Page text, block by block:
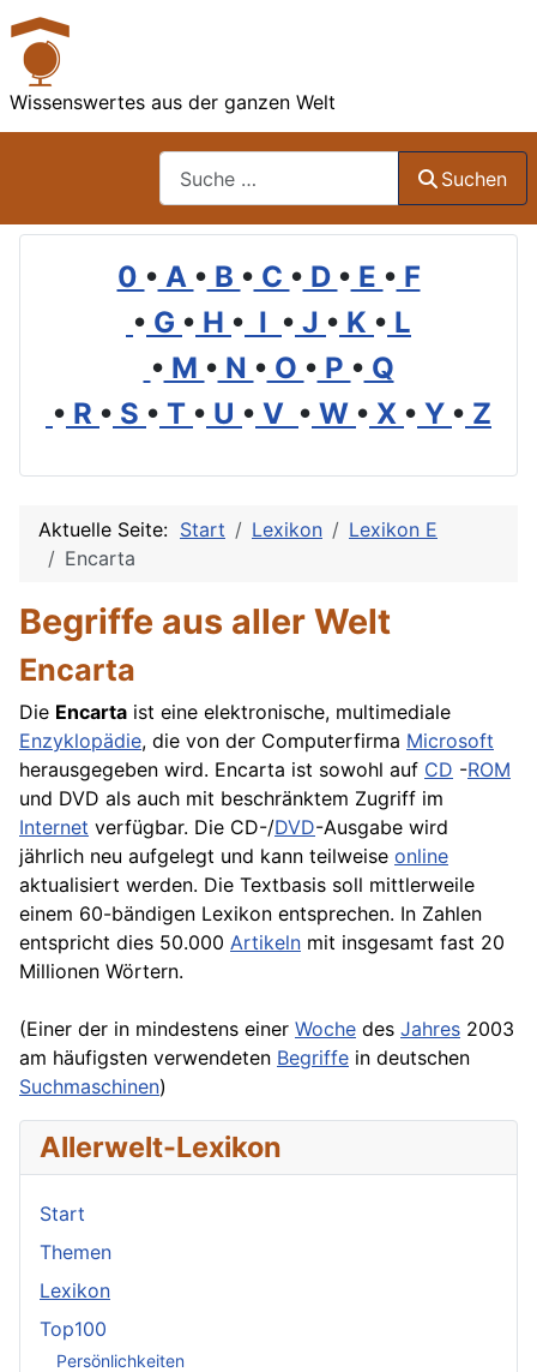
Wissenswertes aus der ganzen Welt
Suchen
0 • A • B • C • D • E • F
• G • H • I • J • K • L
• M • N • O • P • Q
• R • S • T • U • V • W • X • Y • Z
Aktuelle Seite: Start Lexikon
Lexikon E
Encarta
Begriffe aus aller Welt
Encarta
Die Encarta ist eine elektronische, multimediale
Enzyklopädie, die von der Computerfirma Microsoft
herausgegeben wird. Encarta ist sowohl auf CD -ROM
und DVD als auch mit beschränktem Zugriff im
Internet verfügbar. Die CD-/DVD-Ausgabe wird
jährlich neu aufgelegt und kann teilweise online
aktualisiert werden. Die Textbasis soll mittlerweile
einem 60-bändigen Lexikon entsprechen. In Zahlen
entspricht dies 50.000 Artikeln mit insgesamt fast 20
Millionen Wörtern.
(Einer der in mindestens einer Woche des Jahres 2003
am häufigsten verwendeten Begriffe in deutschen
Suchmaschinen)
Allerwelt-Lexikon
Start
Themen
Lexikon
Top100
Persönlichkeiten